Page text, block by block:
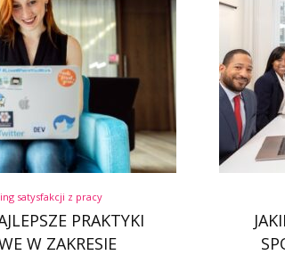
satysfakcji z pracy
PRAKTYKI
W ZAKRESIE